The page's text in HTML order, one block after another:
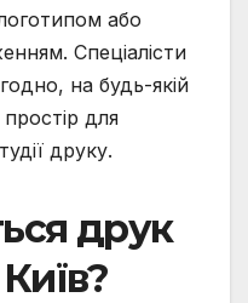
або
Спеціалісти
на будь-якій
для
друку.
друк